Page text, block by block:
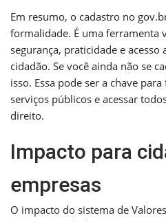
Em resumo, o cadastro no
formalidade. É uma ferramenta
segurança, praticidade e acesso
cidadão. Se você ainda não se
isso. Essa pode ser a chave
serviços públicos e acessar
direito.
Impacto para
empresas
O impacto do sistema de